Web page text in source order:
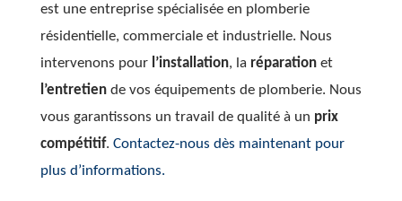
est une entreprise spécialisée en plomberie
résidentielle, commerciale et industrielle. Nous
intervenons pour l’installation, la réparationet
l’entretiende vos équipements de plomberie. Nous
vous garantissons un travail de qualité à un prix
compétitif. Contactez-nous dès maintenant pour
plus d’informations.